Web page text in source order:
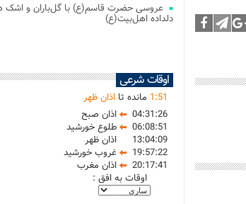
عروسی حضرت قاسم(ع) با گل‌باران و اشک
دلداده اهل‌بیت(ع)
اوقات شرعی
1:51 مانده تااذان ظهر
04:31:26
اذان صبح
06:08:51
طلوع خورشید
13:04:09
اذان ظهر
19:57:22
غروب خورشید
20:17:41
اذان مغرب
اوقات به افق :